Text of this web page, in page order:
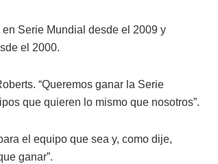
Serie Mundial desde el 2009 y
el 2000.
“Queremos ganar la Serie
que quieren lo mismo que nosotros”.
el equipo que sea y, como dije,
ganar”.